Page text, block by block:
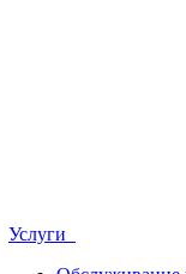
Услуги